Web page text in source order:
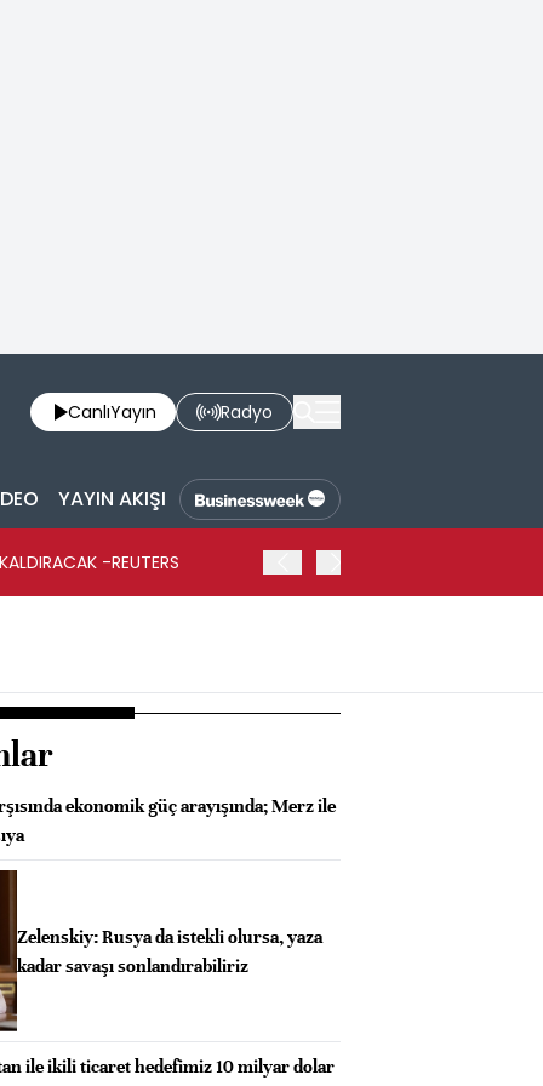
CanlıYayın Radyo
YAYIN AKIŞI
-REUTERS
ekonomik güç arayışında; Merz ile
Zelenskiy: Rusya da istekli olursa, yaza
kadar savaşı sonlandırabiliriz
ile ikili ticaret hedefimiz 10 milyar dolar